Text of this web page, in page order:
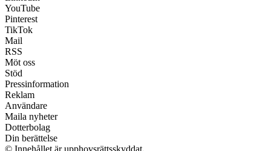
YouTube
Pinterest
TikTok
Mail
RSS
Möt oss
Stöd
Pressinformation
Reklam
Användare
Maila nyheter
Dotterbolag
Din berättelse